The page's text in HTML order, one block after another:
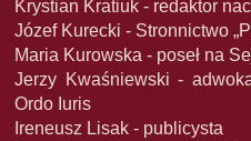
Krystian Kratiuk - redaktor
Józef Kurecki - Stronnictwo
Maria Kurowska - poseł na
Jerzy Kwaśniewski -
Ordo Iuris
Ireneusz Lisak - publicysta